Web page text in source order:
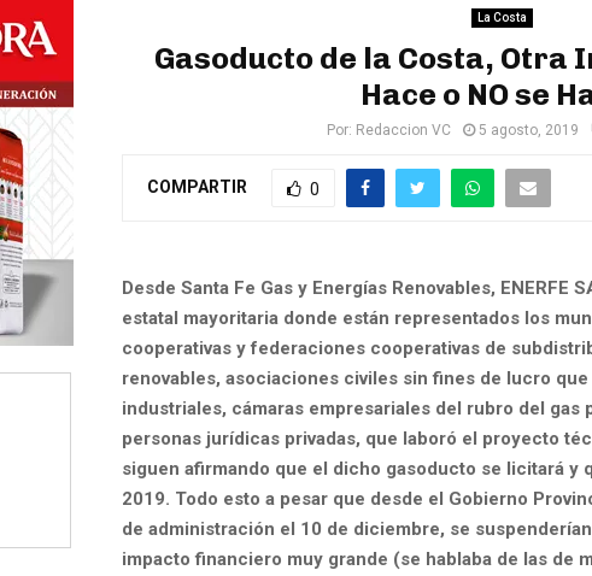
La Costa
Gasoducto de la Costa, Otra
Hace o NO se
Por: Redaccion VC 5 agosto, 2019
COMPARTIR 0
Desde Santa Fe Gas y Energías Renovables, ENERFE
estatal mayoritaria donde están representados los
cooperativas y federaciones cooperativas de
renovables, asociaciones civiles sin fines de lucro
industriales, cámaras empresariales del rubro del gas
personas jurídicas privadas, que laboró el proyecto
siguen afirmando que el dicho gasoducto se licitará y
2019. Todo esto a pesar que desde el Gobierno
de administración el 10 de diciembre, se
impacto financiero muy grande (se hablaba de las de